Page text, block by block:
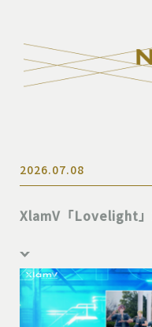
2026.07.08
XlamV「Lovelight」